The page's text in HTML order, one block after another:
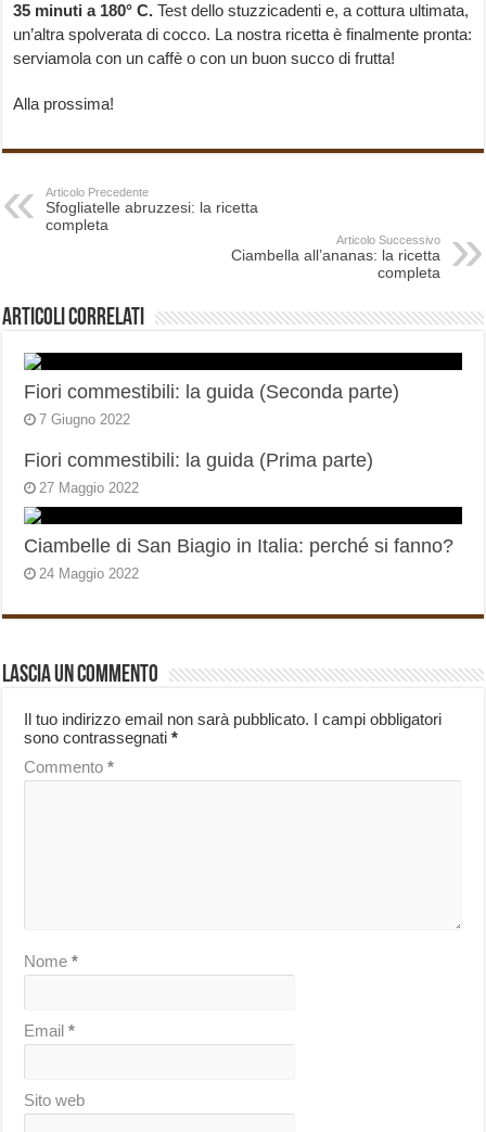
35 minuti a 180° C. Test dello stuzzicadenti e, a cottura ultimata,
un’altra spolverata di cocco. La nostra ricetta è finalmente pronta:
serviamola con un caffè o con un buon succo di frutta!
Alla prossima!
Articolo Precedente
Sfogliatelle abruzzesi: la ricetta
completa
Articolo Successivo
Ciambella all’ananas: la ricetta
completa
Articoli correlati
Fiori commestibili: la guida (Seconda parte)
7 Giugno 2022
Fiori commestibili: la guida (Prima parte)
27 Maggio 2022
Ciambelle di San Biagio in Italia: perché si fanno?
24 Maggio 2022
Lascia un commento
Il tuo indirizzo email non sarà pubblicato. I campi obbligatori
sono contrassegnati*
Commento*
Nome*
Email*
Sito web